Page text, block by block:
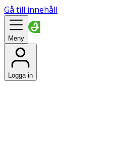
Gå till innehåll
Meny
Logga in